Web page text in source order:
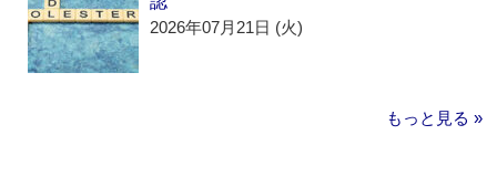
2026年07月21日 (火)
もっと見る »